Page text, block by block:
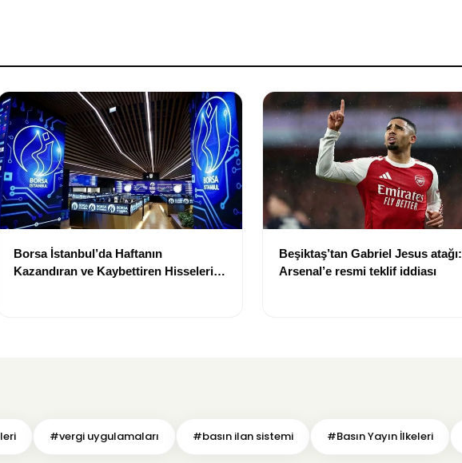
Borsa İstanbul’da Haftanın
Kazandıran ve Kaybettiren Hisseleri
Beşiktaş’tan Gabriel Jesus atağı:
Arsenal’e resmi teklif iddiası
#vergi uygulamaları #basın ilan sistemi #Basın Yayın İlkeleri